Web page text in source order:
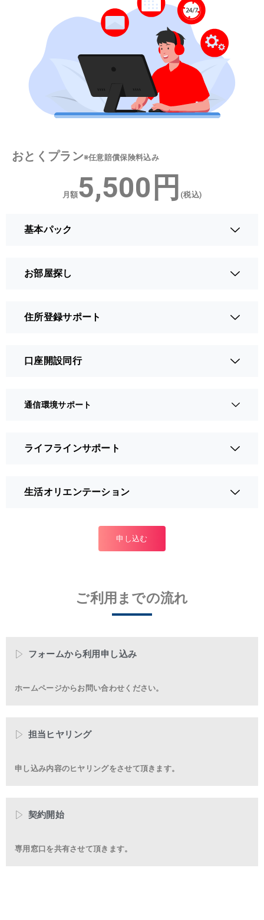
おとくプラン※任意賠償保険料込み
月額5,500円 (税込)
基本パック
お部屋探し
住所登録サポート
口座開設同行
通信環境サポート
ライフラインサポート
生活オリエンテーション
申し込む
ご利用までの流れ
フォームから利用申し込み
ホームページからお問い合わせください。
担当ヒヤリング
申し込み内容のヒヤリングをさせて頂きます。
契約開始
専用窓口を共有させて頂きます。